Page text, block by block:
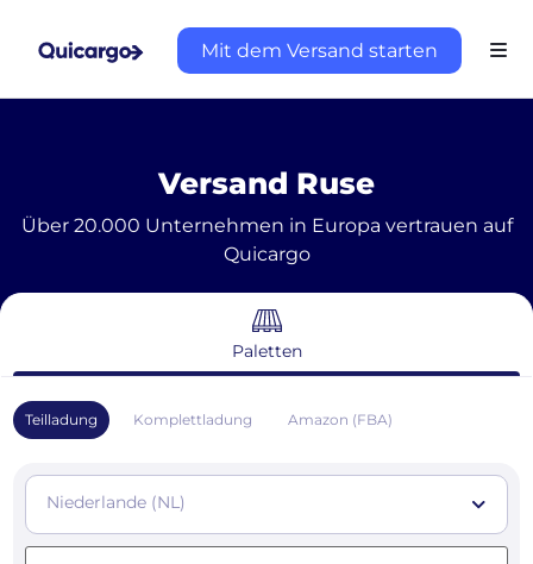
Mit dem Versand starten
Versand Ruse
Über 20.000 Unternehmen in Europa vertrauen auf
Quicargo
Paletten
Teilladung Komplettladung Amazon (FBA)
Niederlande (NL)